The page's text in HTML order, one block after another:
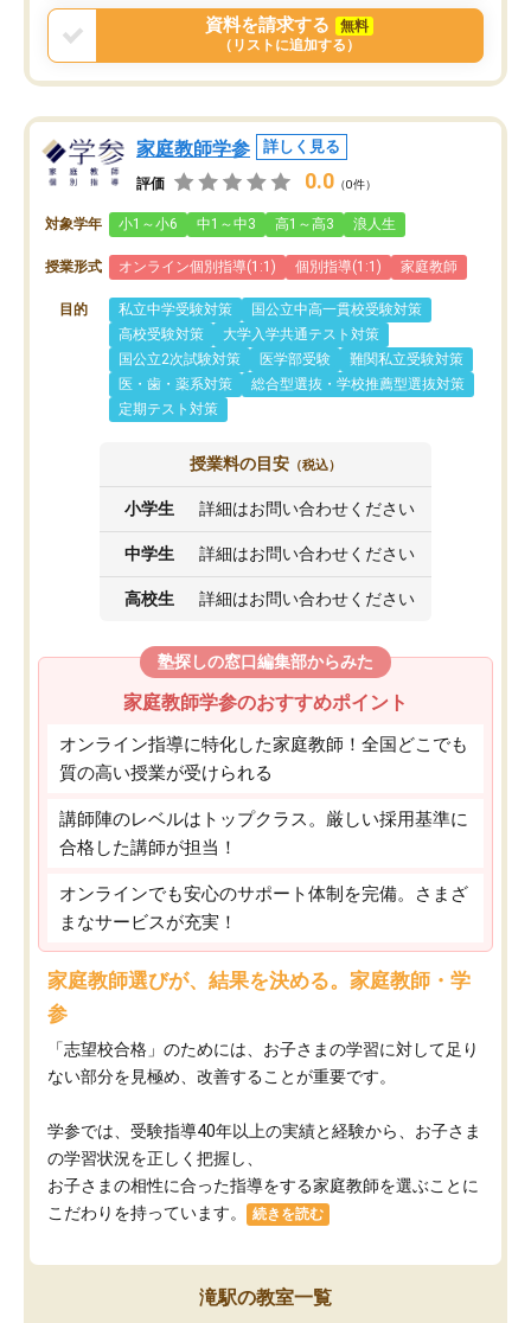
資料を請求する
無料
（リストに追加する）
家庭教師学参 詳しく見る
評価 0.0 （0件）
対象学年 小1～小6 中1～中3 高1～高3 浪人生
授業形式 オンライン個別指導(1:1) 個別指導(1:1) 家庭教師
目的 私立中学受験対策
国公立中高一貫校受験対策
高校受験対策
大学入学共通テスト対策
国公立2次試験対策
医学部受験
難関私立受験対策
医・歯・薬系対策
総合型選抜・学校推薦型選抜対策
定期テスト対策
授業料の目安 （税込）
小学生 詳細はお問い合わせください
中学生 詳細はお問い合わせください
高校生 詳細はお問い合わせください
塾探しの窓口編集部からみた
家庭教師学参のおすすめポイント
オンライン指導に特化した家庭教師！全国どこでも
質の高い授業が受けられる
講師陣のレベルはトップクラス。厳しい採用基準に
合格した講師が担当！
オンラインでも安心のサポート体制を完備。さまざ
まなサービスが充実！
家庭教師選びが、結果を決める。家庭教師・学
参
「志望校合格」のためには、お子さまの学習に対して足り
ない部分を見極め、改善することが重要です。
学参では、受験指導40年以上の実績と経験から、お子さま
の学習状況を正しく把握し、
お子さまの相性に合った指導をする家庭教師を選ぶことに
こだわりを持っています。
続きを読む
滝駅の教室一覧